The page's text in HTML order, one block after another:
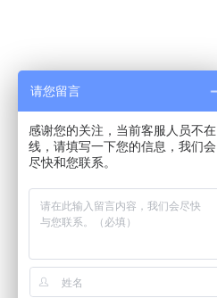
请您留言
感谢您的关注，当前客服人员不在
线，请填写一下您的信息，我们会
尽快和您联系。